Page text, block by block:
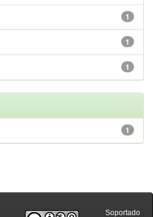
1
1
1
1
Soportado